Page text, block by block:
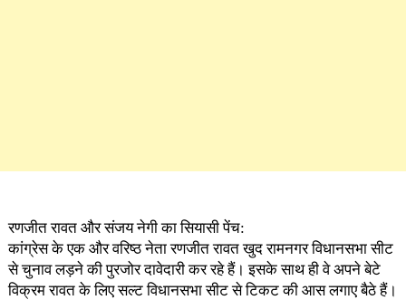
रणजीत रावत और संजय नेगी का सियासी पेंच:
कांग्रेस के एक और वरिष्ठ नेता रणजीत रावत खुद रामनगर विधानसभा सीट
से चुनाव लड़ने की पुरजोर दावेदारी कर रहे हैं। इसके साथ ही वे अपने बेटे
विक्रम रावत के लिए सल्ट विधानसभा सीट से टिकट की आस लगाए बैठे हैं।